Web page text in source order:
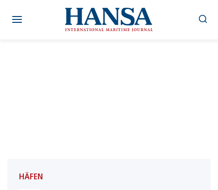
Inhalt
HÄFEN